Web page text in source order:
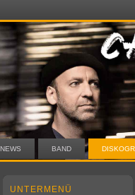
NEWS BAND
UNTERMENÜ